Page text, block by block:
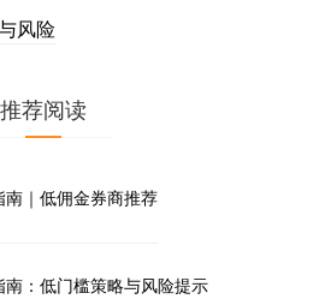
风险
推荐阅读
｜低佣金券商推荐
南：低门槛策略与风险提示